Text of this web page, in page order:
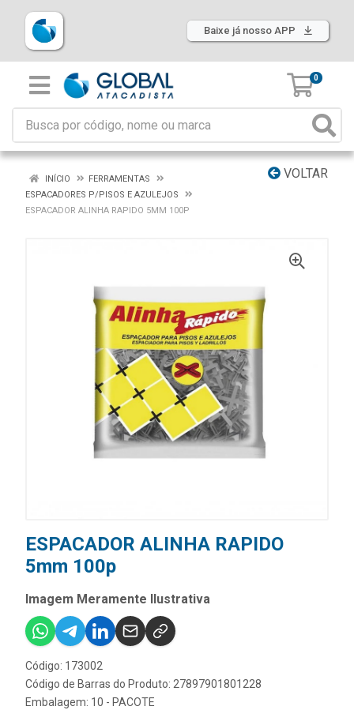
Baixe já nosso APP
0
VOLTAR
INÍCIO
FERRAMENTAS
ESPACADORES P/PISOS E AZULEJOS
ESPACADOR ALINHA RAPIDO 5MM 100P
ESPACADOR ALINHA RAPIDO
5mm 100p
Imagem Meramente Ilustrativa
Código: 173002
Código de Barras do Produto: 27897901801228
Embalagem: 10 - PACOTE